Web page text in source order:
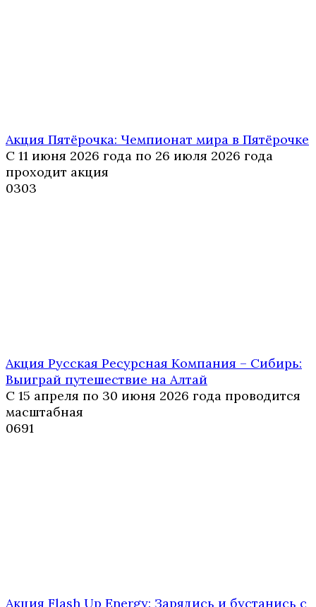
Акция Пятёрочка: Чемпионат мира в Пятёрочке
С 11 июня 2026 года по 26 июля 2026 года
проходит акция
0303
Акция Русская Ресурсная Компания – Сибирь:
Выиграй путешествие на Алтай
С 15 апреля по 30 июня 2026 года проводится
масштабная
0691
Акция Flash Up Energy: Зарядись и бустанись с